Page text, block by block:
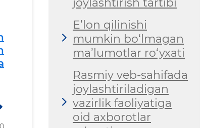
joylashtirish tartibi
E’lon qilinishi
mumkin bo‘lmagan
ma’lumotlar ro‘yxati
Rasmiy veb-sahifada
joylashtiriladigan
vazirlik faoliyatiga
oid axborotlar